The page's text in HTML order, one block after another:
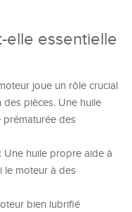
elle essentielle
joue un rôle crucial
pièces. Une huile
prématurée des
Une huile propre aide à
le moteur à des
bien lubrifié